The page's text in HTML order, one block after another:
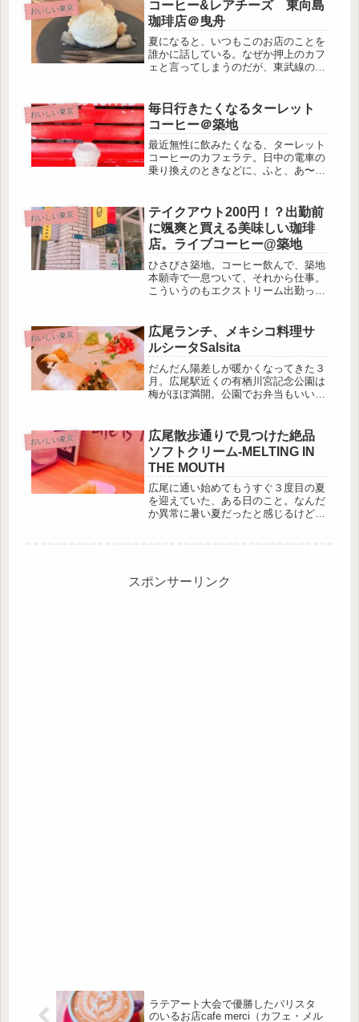
ようかな〜と思ったのですが、お店...
おいしい東京
コーヒー&レアチーズ 東向島
珈琲店＠曳舟
夏になると、いつもこのお店のことを
誰かに話している。なぜか押上のカフ
ェと言ってしまうのだが、東武線の曳
番好きな服を着ていくことが多い。シ
ンプルなワンピースだったり、最近は
リ...
おいしい東京
毎日行きたくなるターレット
コーヒー＠築地
最近無性に飲みたくなる、ターレット
コーヒーのカフェラテ。日中の電車の
乗り換えのときなどに、ふと、あ〜今
時間はなくて、すごすごと手ぶらで仕
事場へと向かう。仕事がたてこんでい
て...
おいしい東京
テイクアウト200円！？出勤前
に颯爽と買える美味しい珈琲
店。ライブコーヒー@築地
ひさびさ築地。コーヒー飲んで、築地
本願寺で一息ついて、それから仕事。
こういうのもエクストリーム出勤って
えない時間がほしい。築地のライブコ
ーヒーのカプチーノをテイクアウトし
て...
おいしい東京
広尾ランチ、メキシコ料理サ
ルシータSalsita
だんだん陽差しが暖かくなってきた３
月。広尾駅近くの有栖川宮記念公園は
梅がほぼ満開。公園でお弁当もいいな
でありながら、季節ごとの自然が感じ
られるスポットで、木漏れ日の中、鳥
の...
おいしい東京
広尾散歩通りで見つけた絶品
ソフトクリーム-MELTING IN
THE MOUTH
広尾に通い始めてもうすぐ３度目の夏
を迎えていた、ある日のこと。なんだ
か異常に暑い夏だったと感じるけど、
に...
スポンサーリンク
ラテアート大会で優勝したバリスタ
のいるお店cafe merci（カフェ・メル